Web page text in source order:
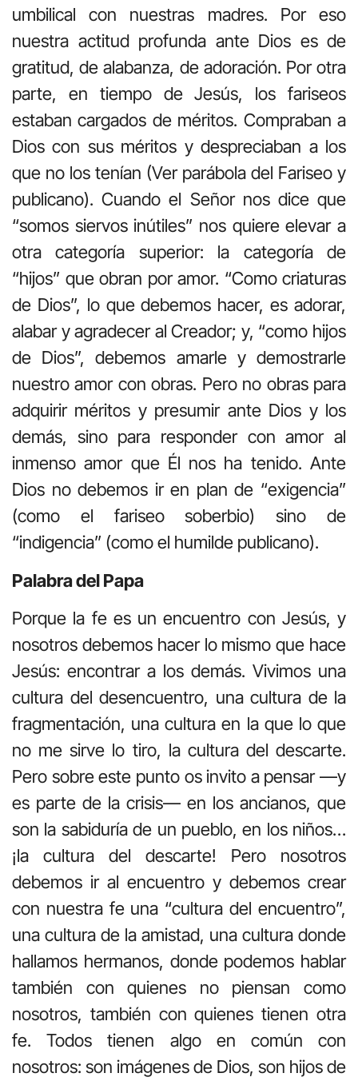
umbilical con nuestras madres. Por eso
nuestra actitud profunda ante Dios es de
gratitud, de alabanza, de adoración. Por otra
parte, en tiempo de Jesús, los fariseos
estaban cargados de méritos. Compraban a
Dios con sus méritos y despreciaban a los
que no los tenían (Ver parábola del Fariseo y
publicano). Cuando el Señor nos dice que
“somos siervos inútiles” nos quiere elevar a
otra categoría superior: la categoría de
“hijos” que obran por amor. “Como criaturas
de Dios”, lo que debemos hacer, es adorar,
alabar y agradecer al Creador; y, “como hijos
de Dios”, debemos amarle y demostrarle
nuestro amor con obras. Pero no obras para
adquirir méritos y presumir ante Dios y los
demás, sino para responder con amor al
inmenso amor que Él nos ha tenido. Ante
Dios no debemos ir en plan de “exigencia”
(como el fariseo soberbio) sino de
“indigencia” (como el humilde publicano).
Palabra del Papa
Porque la fe es un encuentro con Jesús, y
nosotros debemos hacer lo mismo que hace
Jesús: encontrar a los demás. Vivimos una
cultura del desencuentro, una cultura de la
fragmentación, una cultura en la que lo que
no me sirve lo tiro, la cultura del descarte.
Pero sobre este punto os invito a pensar —y
es parte de la crisis— en los ancianos, que
son la sabiduría de un pueblo, en los niños…
¡la cultura del descarte! Pero nosotros
debemos ir al encuentro y debemos crear
con nuestra fe una “cultura del encuentro”,
una cultura de la amistad, una cultura donde
hallamos hermanos, donde podemos hablar
también con quienes no piensan como
nosotros, también con quienes tienen otra
fe. Todos tienen algo en común con
nosotros: son imágenes de Dios, son hijos de